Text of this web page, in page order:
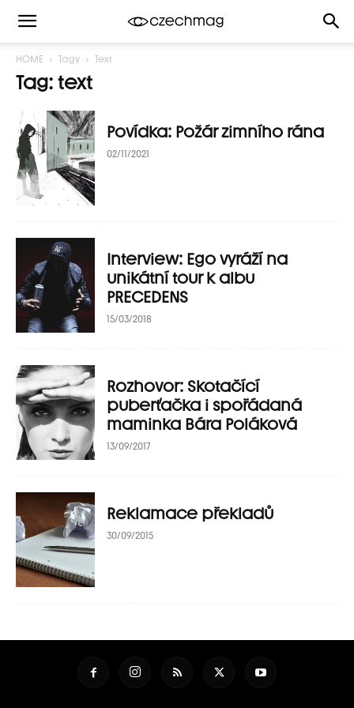
HOME Tagy Text
Tag: text
Povídka: Požár zimního rána
02/11/2021
Interview: Ego vyráží na
unikátní tour k albu
PRECEDENS
15/03/2018
Rozhovor: Skotačící
puberťačka i spořádaná
maminka Bára Poláková
13/09/2017
Reklamace překladů
30/09/2015